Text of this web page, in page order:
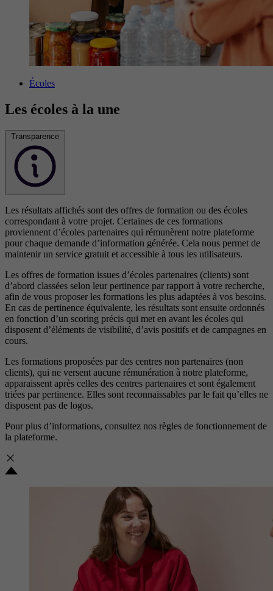
Écoles
Les écoles à la une
Transparence
Les résultats affichés sont des offres de formation ou des écoles
correspondant à votre projet. Certaines de ces formations
proviennent d’écoles partenaires qui rémunèrent notre plateforme
pour chaque demande d’information générée. Cela nous permet de
maintenir un service gratuit et accessible à tous les utilisateurs.
Les offres de formation issues d’écoles partenaires (clients) sont
d’abord classées selon leur pertinence par rapport à votre recherche,
afin de vous proposer les formations les plus adaptées à vos besoins.
En cas de pertinence équivalente, les résultats sont ensuite ordonnés
en fonction d’un scoring précis qui met en avant les écoles qui
disposent d’éléments de visibilité, d’avis positifs et de campagnes en
cours.
Les formations proposées par des centres non partenaires (non
clients), qui ne versent aucune rémunération à notre plateforme,
apparaissent après celles des centres partenaires et sont également
triées par pertinence. Elles sont reconnaissables par le fait qu’elles ne
disposent pas de logos.
Pour plus d’informations, consultez nos règles de fonctionnement de
la plateforme.